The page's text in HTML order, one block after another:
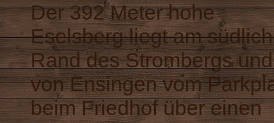
Der 392 Meter hohe
Eselsberg liegt am
Rand des Strombergs
von Ensingen vom
beim Friedhof über einen